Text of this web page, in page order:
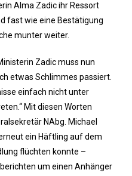
Alma Zadic ihr Ressort
fast wie eine Bestätigung
munter weiter.
Zadic muss nun
etwas Schlimmes passiert.
einfach nicht unter
Mit diesen Worten
NAbg. Michael
ein Häftling auf dem
flüchten konnte –
um einen Anhänger